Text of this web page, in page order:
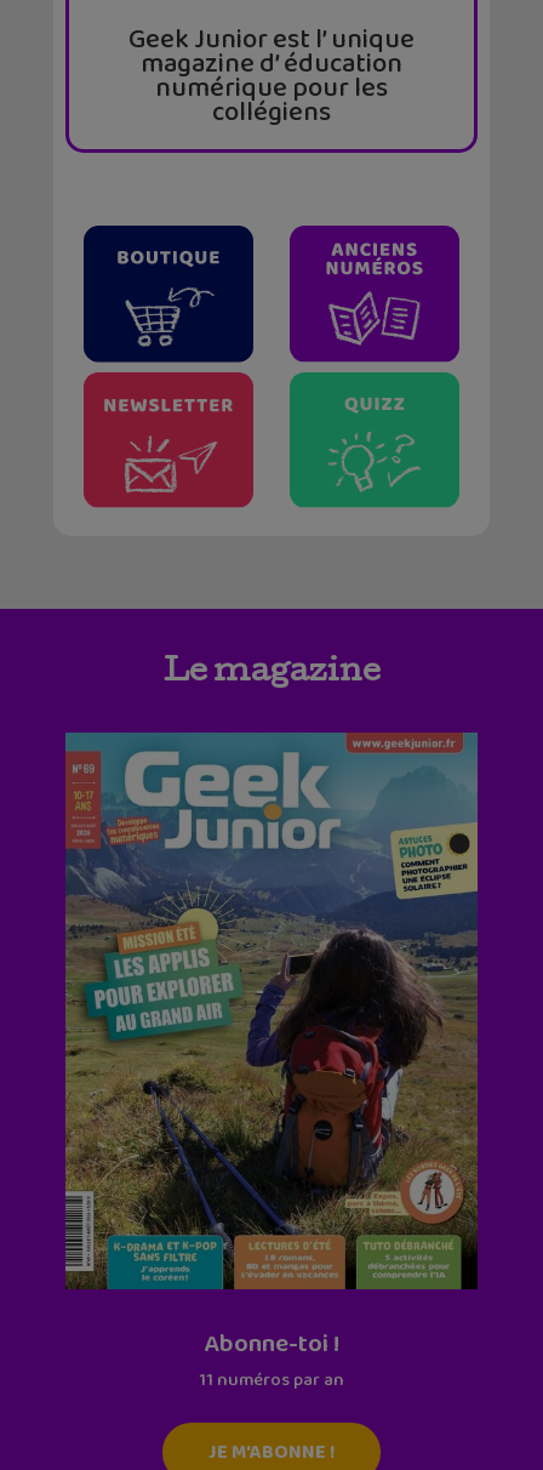
Geek Junior est l’ unique
magazine d’ éducation
numérique pour les
collégiens
Le magazine
Abonne-toi !
11 numéros par an
JE M'ABONNE !